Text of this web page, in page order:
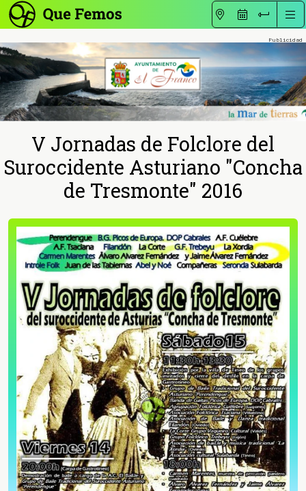
V Jornadas de Folclore del
Suroccidente Asturiano "Concha
de Tresmonte" 2016